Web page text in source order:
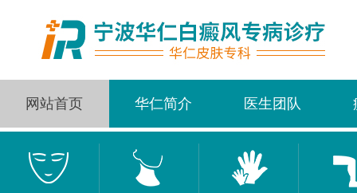
网站首页 华仁简介 医生团队